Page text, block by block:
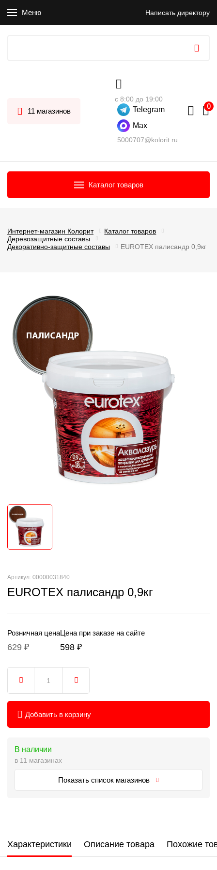
Меню Написать директору
11 магазинов
с 8:00 до 19:00
Telegram
Max
5000707@kolorit.ru
Каталог товаров
Интернет-магазин Колорит
Каталог товаров
Деревозащитные составы
Декоративно-защитные составы
EUROTEX палисандр 0,9кг
Артикул: 00000031840
EUROTEX палисандр 0,9кг
Розничная цена
629 ₽
Цена при заказе на сайте
598 ₽
Добавить в корзину
В наличии
в 11 магазинах
Показать список магазинов
Характеристики Описание товара Похожие